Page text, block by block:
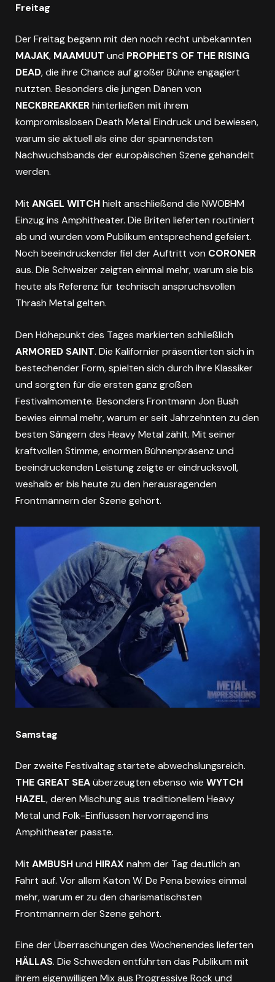
Freitag
Der Freitag begann mit den noch recht unbekannten
MAJAK, MAAMUUT und PROPHETS OF THE RISING
DEAD, die ihre Chance auf großer Bühne engagiert
nutzten. Besonders die jungen Dänen von
NECKBREAKKERhinterließen mit ihrem
kompromisslosen Death Metal Eindruck und bewiesen,
warum sie aktuell als eine der spannendsten
Nachwuchsbands der europäischen Szene gehandelt
werden.
Mit ANGEL WITCHhielt anschließend die NWOBHM
Einzug ins Amphitheater. Die Briten lieferten routiniert
ab und wurden vom Publikum entsprechend gefeiert.
Noch beeindruckender fiel der Auftritt von CORONER
aus. Die Schweizer zeigten einmal mehr, warum sie bis
heute als Referenz für technisch anspruchsvollen
Thrash Metal gelten.
Den Höhepunkt des Tages markierten schließlich
ARMORED SAINT. Die Kalifornier präsentierten sich in
bestechender Form, spielten sich durch ihre Klassiker
und sorgten für die ersten ganz großen
Festivalmomente. Besonders Frontmann Jon Bush
bewies einmal mehr, warum er seit Jahrzehnten zu den
besten Sängern des Heavy Metal zählt. Mit seiner
kraftvollen Stimme, enormen Bühnenpräsenz und
beeindruckenden Leistung zeigte er eindrucksvoll,
weshalb er bis heute zu den herausragenden
Frontmännern der Szene gehört.
Samstag
Der zweite Festivaltag startete abwechslungsreich.
THE GREAT SEAüberzeugten ebenso wie WYTCH
HAZEL, deren Mischung aus traditionellem Heavy
Metal und Folk-Einflüssen hervorragend ins
Amphitheater passte.
Mit AMBUSHund HIRAX nahm der Tag deutlich an
Fahrt auf. Vor allem Katon W. De Pena bewies einmal
mehr, warum er zu den charismatischsten
Frontmännern der Szene gehört.
Eine der Überraschungen des Wochenendes lieferten
HÄLLAS. Die Schweden entführten das Publikum mit
ihrem eigenwilligen Mix aus Progressive Rock und